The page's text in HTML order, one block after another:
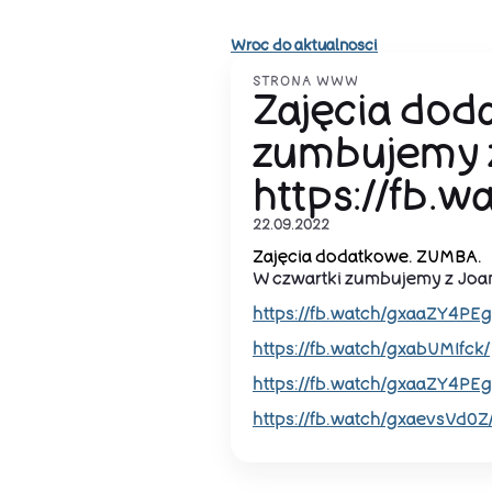
Wroc do aktualnosci
STRONA WWW
Zajęcia
zumbujemy
https://
22.09.2022
Zajęcia dodatkowe. ZUMBA.
W czwartki zumbujemy z
https://fb.watch/
https://fb.watch/gxabUMIfck/
https://fb.watch/
https://fb.watch/